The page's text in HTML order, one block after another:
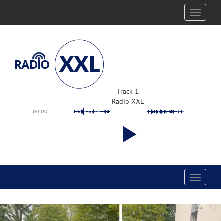
Toggle
Track 1
Radio XXL
00:00
Toggle